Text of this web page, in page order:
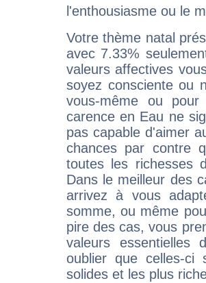
l'enthousiasme ou le
Votre thème natal
avec 7.33%
valeurs affectives
soyez consciente ou
vous-même ou
carence en Eau ne
pas capable d'aimer
chances par contre
toutes les richesses
Dans le meilleur des
arrivez à vous
somme, ou même
pire des cas, vous
valeurs
oublier que celles-
solides et les plus